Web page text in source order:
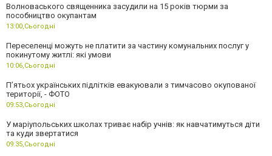
Волноваського священника засудили на 15 років тюрми за
пособництво окупантам
13:00,Сьогодні
Переселенці можуть не платити за частину комунальних послуг у
покинутому житлі: які умови
10:06,Сьогодні
П’ятьох українських підлітків евакуювали з тимчасово окупованої
території, - ФОТО
09:53,Сьогодні
У маріупольських школах триває набір учнів: як навчатимуться діти
та куди звертатися
09:35,Сьогодні